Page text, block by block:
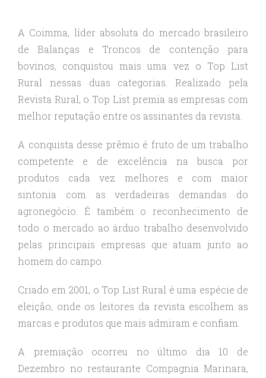
A Coimma, líder absoluta do mercado brasileiro
de Balanças e Troncos de contenção para
bovinos, conquistou mais uma vez o Top List
Rural nessas duas categorias. Realizado pela
Revista Rural, o Top List premia as empresas com
melhor reputação entre os assinantes da revista.
A conquista desse prêmio é fruto de um trabalho
competente e de excelência na busca por
produtos cada vez melhores e com maior
sintonia com as verdadeiras demandas do
agronegócio. É também o reconhecimento de
todo o mercado ao árduo trabalho desenvolvido
pelas principais empresas que atuam junto ao
homem do campo.
Criado em 2001, o Top List Rural é uma espécie de
eleição, onde os leitores da revista escolhem as
marcas e produtos que mais admiram e confiam.
A premiação ocorreu no último dia 10 de
Dezembro no restaurante Compagnia Marinara,